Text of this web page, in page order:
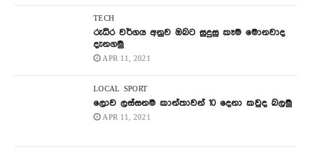
TECH
රුධිර වර්ගය අනුව ඔබට සුදුසු කෑම මොනවාද
දැනගමු
APR 11, 2021
LOCAL SPORT
ලොව ලස්සනම කාන්තාවන් 10 දෙනා කවුද බලමු
APR 11, 2021